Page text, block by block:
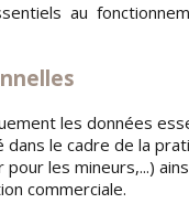
au
les données
le cadre de la
les mineurs,...)
commerciale.